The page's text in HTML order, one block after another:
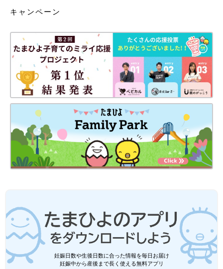
キャンペーン
妊娠日数や生後日数に合った情報を毎日お届け
妊娠中から産後まで長く使える無料アプリ